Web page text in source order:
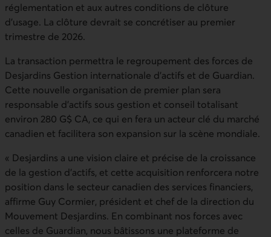
réglementation et aux autres conditions de clôture
d’usage. La clôture devrait se concrétiser au premier
trimestre de 2026.
La transaction permettra le regroupement des forces de
Desjardins Gestion internationale d’actifs et de Guardian.
Cette nouvelle organisation de premier plan sera
responsable d’actifs sous gestion et conseil totalisant
environ 280 G$ CA, ce qui en fera un acteur clé du marché
canadien et facilitera son expansion sur la scène mondiale.
« Desjardins a une vision claire et précise de la croissance
de la gestion d’actifs, et cette acquisition renforcera notre
position dans le secteur canadien des services financiers,
affirme Guy Cormier, président et chef de la direction du
Mouvement Desjardins. En combinant nos forces avec
celles de Guardian, nous bâtissons une plateforme de